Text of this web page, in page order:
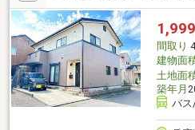
1,999
間取り
建物面
土地面
築年月
バス